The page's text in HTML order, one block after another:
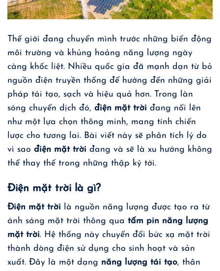
Thế giới đang chuyển mình trước những biến động
môi trường và khủng hoảng năng lượng ngày
càng khốc liệt. Nhiều quốc gia đã mạnh dạn từ bỏ
nguồn điện truyền thống để hướng đến những giải
pháp tái tạo, sạch và hiệu quả hơn. Trong làn
sóng chuyển dịch đó, điện mặt trời đang nổi lên
như một lựa chọn thông minh, mang tính chiến
lược cho tương lai. Bài viết này sẽ phân tích lý do
vì sao điện mặt trời đang và sẽ là xu hướng không
thể thay thế trong những thập kỷ tới.
Điện mặt trời là gì?
Điện mặt trời là nguồn năng lượng được tạo ra từ
ánh sáng mặt trời thông qua tấm pin năng lượng
mặt trời. Hệ thống này chuyển đổi bức xạ mặt trời
thành dòng điện sử dụng cho sinh hoạt và sản
xuất. Đây là một dạng năng lượng tái tạo, thân